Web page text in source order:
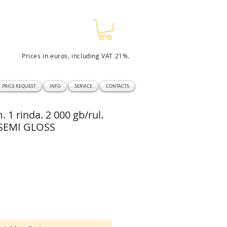
Prices in euros, including VAT 21%.
PRICE REQUEST INFO SERVICE CONTACTS
1 rinda. 2 000 gb/rul.
GLOSS